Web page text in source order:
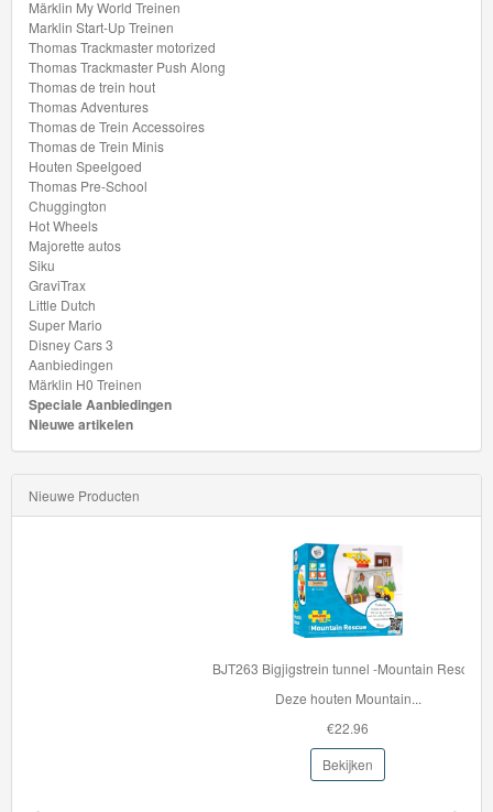
Disney
Cars
3
Aanbiedingen
Märklin
H0
Treinen
Märklin My World Treinen
Marklin Start-Up Treinen
Thomas Trackmaster motorized
Thomas Trackmaster Push Along
Thomas de trein hout
Thomas Adventures
Thomas de Trein Accessoires
Thomas de Trein Minis
Houten Speelgoed
Thomas Pre-School
Chuggington
Hot Wheels
Majorette autos
Siku
GraviTrax
Little Dutch
Super Mario
Disney Cars 3
Aanbiedingen
Märklin H0 Treinen
Speciale Aanbiedingen
Nieuwe artikelen
Nieuwe Producten
BJT263 Bigjigstrein tunnel -Mountain Rescue
Deze houten Mountain...